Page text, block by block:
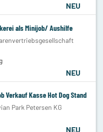
NEU
als Minijob/ Aushilfe
NEU
Kasse Hot Dog Stand
Park Petersen KG
NEU